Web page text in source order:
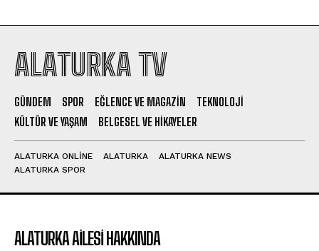
ALATURKA TV
GÜNDEM SPOR EĞLENCE VE MAGAZIN
TEKNOLOJI
KÜLTÜR VE YAŞAM
BELGESEL VE HIKAYELER
ALATURKA ONLINE ALATURKA
ALATURKA NEWS
ALATURKA SPOR
ALATURKA AILESI HAKKINDA